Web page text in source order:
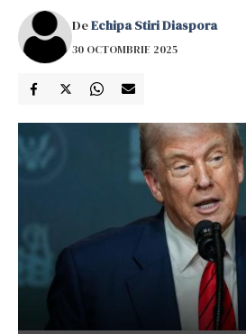
DeEchipa Stiri Diaspora
30 OCTOMBRIE 2025